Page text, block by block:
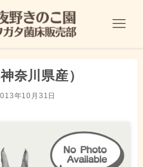
奈川県産）
年10月31日